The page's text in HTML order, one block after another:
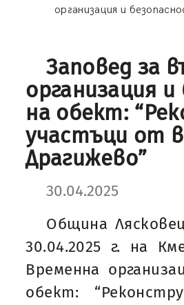
организация и
Заповед за
организация
на обект:
участъци от
Драгижево”
30.04.2025
Община
30.04.2025 г. на
Временна
обект: